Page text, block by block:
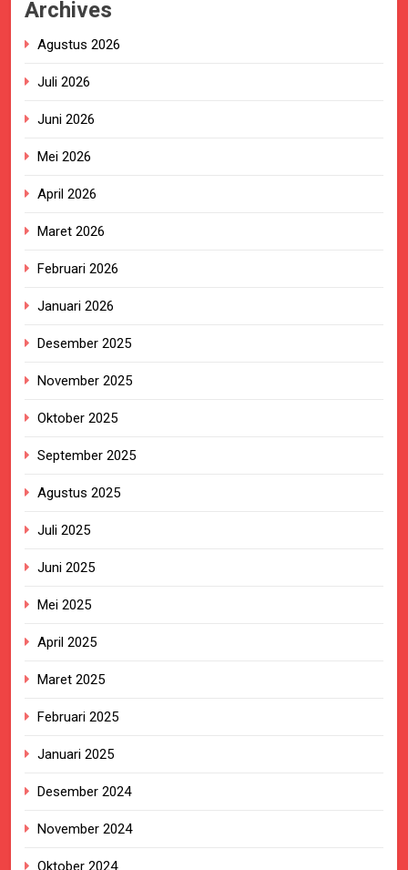
Archives
Agustus 2026
Juli 2026
Juni 2026
Mei 2026
April 2026
Maret 2026
Februari 2026
Januari 2026
Desember 2025
November 2025
Oktober 2025
September 2025
Agustus 2025
Juli 2025
Juni 2025
Mei 2025
April 2025
Maret 2025
Februari 2025
Januari 2025
Desember 2024
November 2024
Oktober 2024